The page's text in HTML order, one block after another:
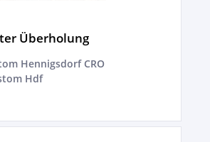
Überholung
Hennigsdorf CRO
Hdf